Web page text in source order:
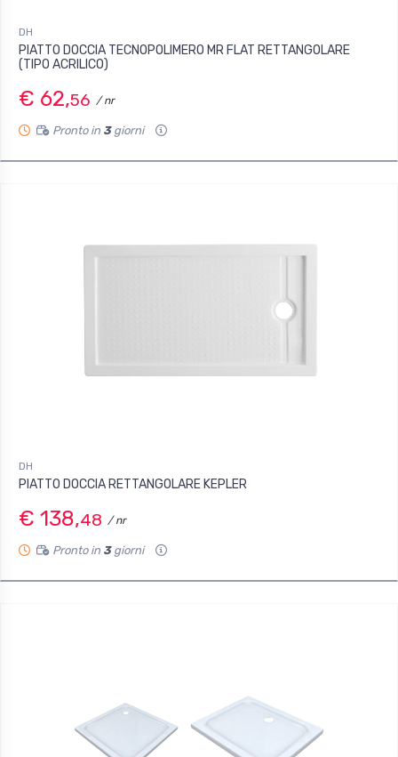
DH
PIATTO DOCCIA TECNOPOLIMERO MR FLAT RETTANGOLARE
(TIPO ACRILICO)
€ 62,56 / nr
Pronto in 3giorni
DH
PIATTO DOCCIA RETTANGOLARE KEPLER
€ 138,48 / nr
Pronto in 3giorni